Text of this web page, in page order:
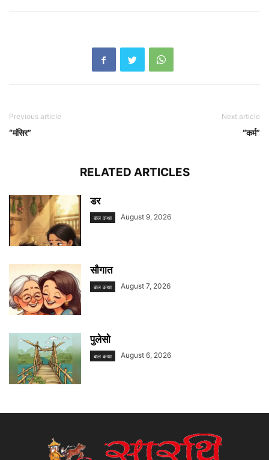
Previous article
“मंसिर”
Next article
“कर्म”
RELATED ARTICLES
डर
बाल कथा August 9, 2026
सौगात
बाल कथा August 7, 2026
पुलेसो
बाल कथा August 6, 2026